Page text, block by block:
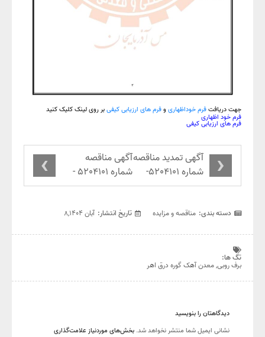
جهت دریافتفرم خوداظهاریوفرم های ارزیابی کیفیبر روی لینک کلیک کنید
فرم خود اظهاری
فرم های ارزیابی کیفی
آگهی تمدید مناقصه
شماره 5204101-
خرید آجرهای نسوز
هیدراته اهر
‹
آگهی مناقصه
شماره 5204101 -
خرید آجرهای نسوز
هیدراته اهر
›
دسته بندی: مناقصه و مزایده تاریخ انتشار: آبان ۸,۱۴۰۴
تگ ها:
برف روبی,معدن آهک گوره درق اهر
دیدگاهتان را بنویسید
نشانی ایمیل شما منتشر نخواهد شد. بخش‌های موردنیاز علامت‌گذاری